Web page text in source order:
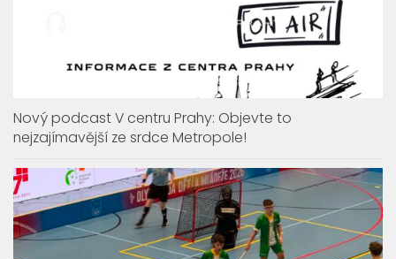
Nový podcast V centru Prahy: Objevte to
nejzajímavější ze srdce Metropole!